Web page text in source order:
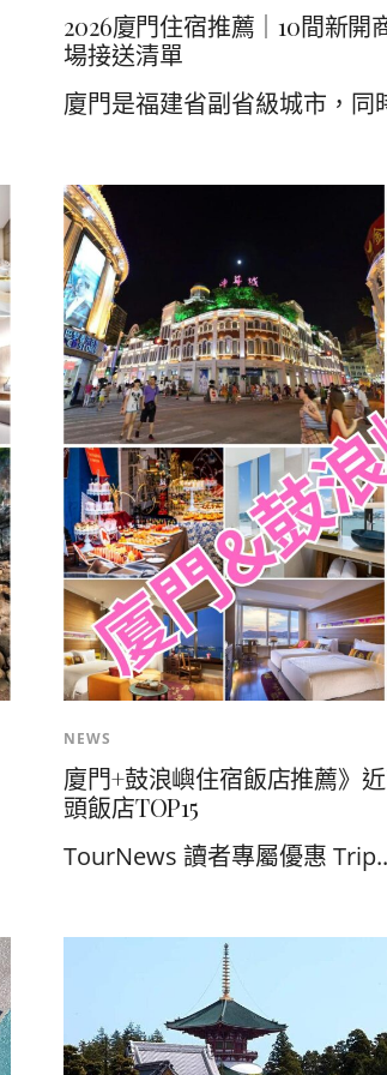
2026廈門住宿推薦｜10間新
場接送清單
廈門是福建省副省級城市，同
NEWS
廈門+鼓浪嶼住宿飯店推薦》
頭飯店TOP15
TourNews 讀者專屬優惠